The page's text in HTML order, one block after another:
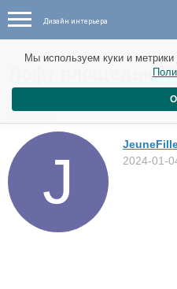
Дизайн интерьера
Лофт площадью
Анджелесе
2024-01-
Мы используем куки и